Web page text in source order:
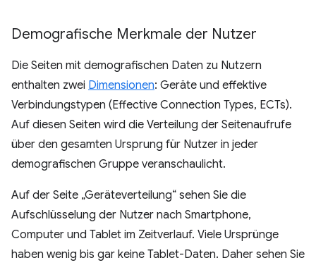
Demografische Merkmale der Nutzer
Die Seiten mit demografischen Daten zu Nutzern
enthalten zwei Dimensionen: Geräte und effektive
Verbindungstypen (Effective Connection Types, ECTs).
Auf diesen Seiten wird die Verteilung der Seitenaufrufe
über den gesamten Ursprung für Nutzer in jeder
demografischen Gruppe veranschaulicht.
Auf der Seite „Geräteverteilung“ sehen Sie die
Aufschlüsselung der Nutzer nach Smartphone,
Computer und Tablet im Zeitverlauf. Viele Ursprünge
haben wenig bis gar keine Tablet-Daten. Daher sehen Sie